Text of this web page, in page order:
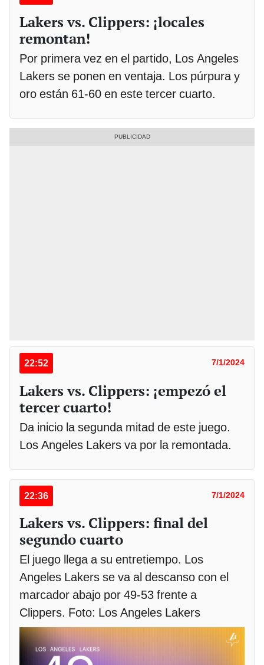
Lakers vs. Clippers: ¡locales
remontan!
Por primera vez en el partido, Los Angeles
Lakers se ponen en ventaja. Los púrpura y
oro están 61-60 en este tercer cuarto.
22:52 7/1/2024
Lakers vs. Clippers: ¡empezó el
tercer cuarto!
Da inicio la segunda mitad de este juego.
Los Angeles Lakers va por la remontada.
22:36 7/1/2024
Lakers vs. Clippers: final del
segundo cuarto
El juego llega a su entretiempo. Los
Angeles Lakers se va al descanso con el
marcador abajo por 49-53 frente a
Clippers. Foto: Los Angeles Lakers